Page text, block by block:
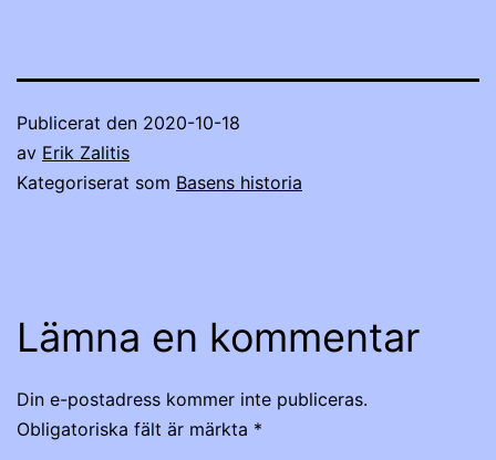
Publicerat den 2020-10-18
av Erik Zalitis
Kategoriserat som Basens historia
Lämna en kommentar
Din e-postadress kommer inte publiceras.
Obligatoriska fält är märkta *